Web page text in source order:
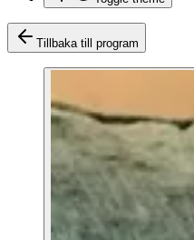
Tillbaka till program